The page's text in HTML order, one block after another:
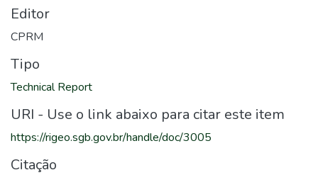
Editor
CPRM
Tipo
Technical Report
URI - Use o link abaixo para citar este item
https://rigeo.sgb.gov.br/handle/doc/3005
Citação